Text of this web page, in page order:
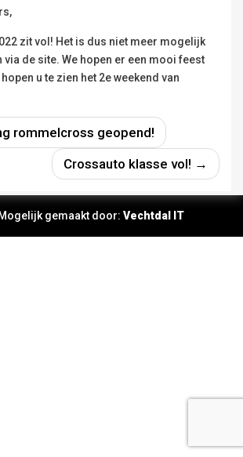
zit vol! Het is dus niet meer mogelijk
via de site. We hopen er een mooi feest
u te zien het 2e weekend van
rommelcross geopend!
Crossauto klasse vol! →
gemaakt door: Vechtdal IT